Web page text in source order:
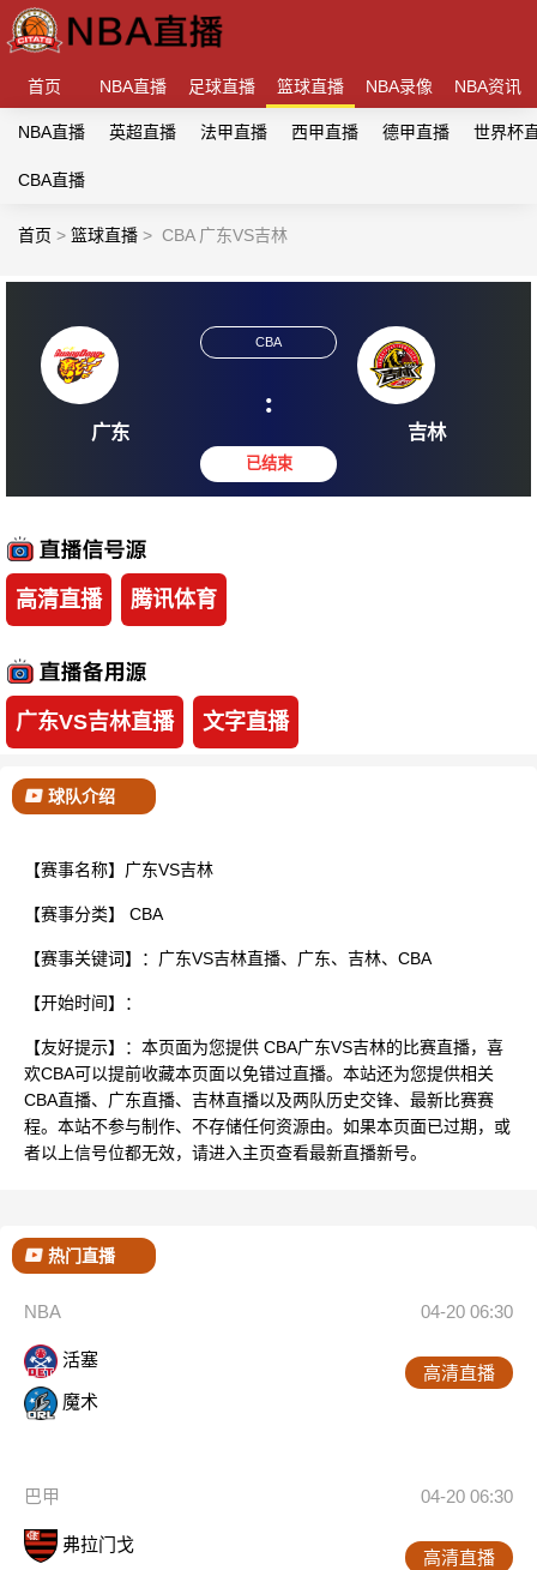
首页 NBA直播 足球直播 篮球直播 NBA录像 NBA资讯
NBA直播 英超直播 法甲直播 西甲直播 德甲直播 世界杯
CBA直播
首页 > 篮球直播 > CBA 广东VS吉林
:
高清直播 腾讯体育
广东VS吉林直播 文字直播
球队介绍
【赛事名称】广东VS吉林
【赛事分类】 CBA
【赛事关键词】：广东VS吉林直播、广东、吉林、CBA
【开始时间】：
【友好提示】：本页面为您提供 CBA广东VS吉林的比赛直播，喜
欢CBA可以提前收藏本页面以免错过直播。本站还为您提供相关
CBA直播、广东直播、吉林直播以及两队历史交锋、最新比赛赛
程。本站不参与制作、不存储任何资源由。如果本页面已过期，或
者以上信号位都无效，请进入主页查看最新直播新号。
热门直播
NBA 04-20 06:30
活塞
魔术
高清直播
巴甲 04-20 06:30
弗拉门戈
高清直播